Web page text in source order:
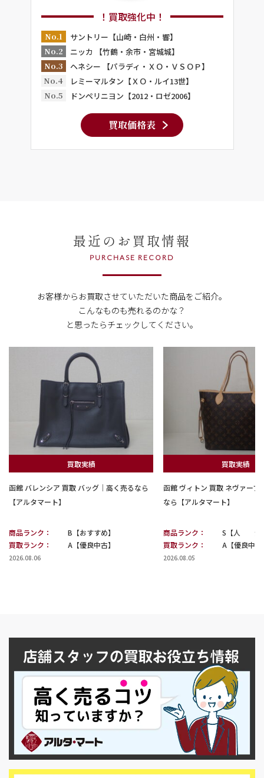
！買取強化中！
No.1
サントリー【山崎・白州・響】
No.2
ニッカ 【竹鶴・余市・宮城城】
No.3
ヘネシー 【パラディ・ＸＯ・ＶＳＯＰ】
No.4
レミーマルタン【ＸＯ・ルイ13世】
No.5
ドンペリニヨン【2012・ロゼ2006】
買取価格表
最近のお買取情報
PURCHASE RECORD
お客様からお買取させていただいた商品をご紹介。
こんなものも売れるのかな？
と思ったらチェックしてください。
買取実績
函館 バレンシア 買取 バッグ｜高く売るなら
【アルタマート】
商品ランク：
B【おすすめ】
買取ランク：
A【優良中古】
2026.08.06
買取実績
函館 ヴィトン 買取 ネヴァーフ
なら【アルタマート】
商品ランク：
S【人 気
買取ランク：
A【優良中古
2026.08.05